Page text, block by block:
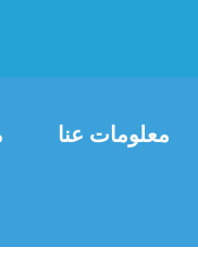
معلومات عنا